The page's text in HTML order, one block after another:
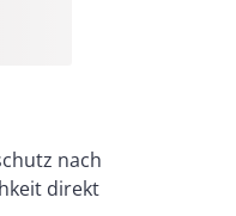
nach
direkt